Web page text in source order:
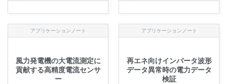
アプリケーションノート
風力発電機の大電流測定に
貢献する高精度電流センサ
ー
アプリケーションノート
再エネ向けインバータ波形
データ異常時の電力データ
検証